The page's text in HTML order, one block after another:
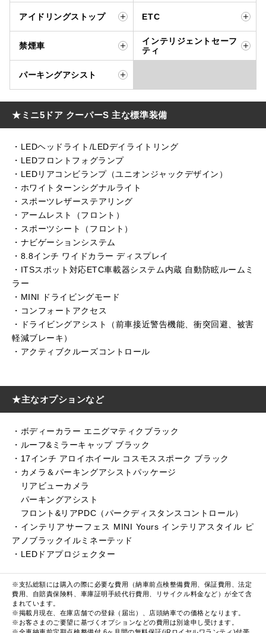
アイドリングストップ ETC
禁煙車
インテリジェントセーフ
ティ
パーキングアシスト
★ミニ5ドア クーパーS 主な標準装備
・LEDヘッドライト/LEDデイライトリング
・LEDフロントフォグランプ
・LEDリアコンビランプ（ユニオンジャックデザイン）
・ホワイトターンシグナルライト
・スポーツレザーステアリング
・アームレスト（フロント）
・スポーツシート（フロント）
・ナビゲーションシステム
・8.8インチ ワイドカラー ディスプレイ
・ITSスポット対応ETC車載器システム内蔵 自動防眩ルームミ
ラー
・MINI ドライビングモード
・コンフォートアクセス
・ドライビングアシスト（前車接近警告機能、衝突回避、被害
軽減ブレーキ）
・アクティブクルーズコントロール
★主なオプションなど
・ボディーカラー エニグマティクブラック
・ルーフ&ミラーキャップ ブラック
・17インチ アロイホイール コスモススポーク ブラック
・カメラ＆パーキングアシストパッケージ
リアビューカメラ
パーキングアシスト
フロント&リアPDC（パークディスタンスコントロール）
・インテリアサーフェス MINI Yours インテリアスタイル ピ
アノブラックイルミネーテッド
・LEDドアプロジェクター
※支払総額には購入の際に必要な費用（納車前点検整備費用、保証費用、法定
費用、自賠責保険料、車庫証明手続代行費用、リサイクル料金など）が全て含
まれています。
※掲載月現在、在庫店舗での登録（届出）、店頭納車での価格となります。
※お客さまのご要望に基づくオプションなどの費用は別途申し受けます。